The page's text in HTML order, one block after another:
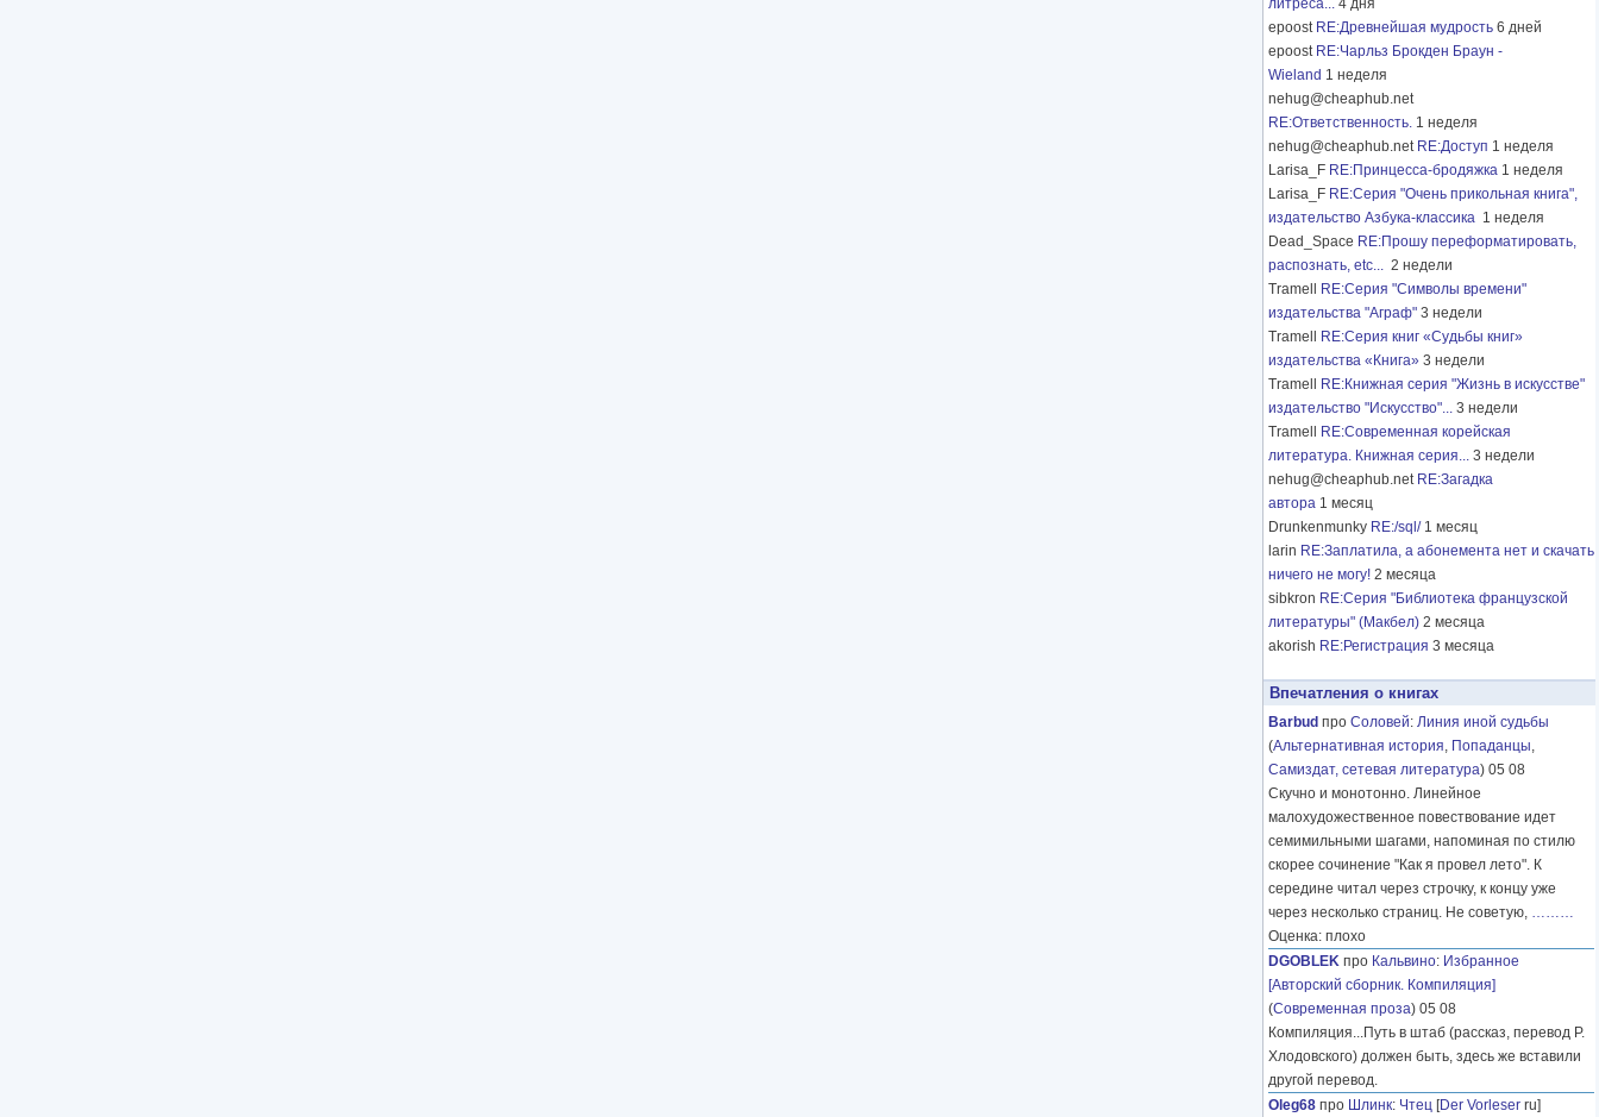
литреса... 4 дня
epoost RE:Древнейшая мудрость 6 дней
epoost RE:Чарльз Брокден Браун -
Wieland 1 неделя
nehug@cheaphub.net
RE:Ответственность. 1 неделя
nehug@cheaphub.net RE:Доступ 1 неделя
Larisa_F RE:Принцесса-бродяжка 1 неделя
Larisa_F RE:Серия "Очень прикольная книга",
издательство Азбука-классика 1 неделя
Dead_Space RE:Прошу переформатировать,
распознать, etc... 2 недели
Tramell
RE:Серия "Символы времени"
издательства "Аграф" 3 недели
Tramell
RE:Серия книг «Судьбы книг»
издательства «Книга» 3 недели
Tramell
RE:Книжная серия "Жизнь в искусстве"
издательство "Искусство"... 3 недели
Tramell
RE:Современная корейская
литература. Книжная серия... 3 недели
nehug@cheaphub.net RE:Загадка
автора 1 месяц
Drunkenmunky RE:/sql/ 1 месяц
larin RE:Заплатила, а абонемента нет и скачать
ничего не могу! 2 месяца
sibkron RE:Серия "Библиотека французской
литературы" (Макбел) 2 месяца
akorish RE:Регистрация 3 месяца
Впечатления о книгах
Barbud про Соловей: Линия иной судьбы
(Альтернативная история, Попаданцы,
Самиздат, сетевая литература) 05 08
Скучно и монотонно. Линейное
малохудожественное повествование идет
семимильными шагами, напоминая по стилю
скорее сочинение "Как я провел лето". К
середине читал через строчку, к концу уже
через несколько страниц. Не советую, ………
Оценка: плохо
DGOBLEK про Кальвино: Избранное
[Авторский сборник. Компиляция]
(Современная проза) 05 08
Компиляция...Путь в штаб (рассказ, перевод Р.
Хлодовского) должен быть, здесь же вставили
другой перевод.
Oleg68 про Шлинк: Чтец [Der Vorleser ru]